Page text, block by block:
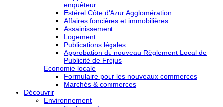
enquêteur
Estérel Côte d’Azur Agglomération
Affaires foncières et immobilières
Assainissement
Logement
Publications légales
Approbation du nouveau Règlement Local de
Publicité de Fréjus
Economie locale
Formulaire pour les nouveaux commerces
Marchés & commerces
Découvrir
Environnement